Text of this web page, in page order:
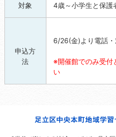
対象 4歳～小学生と保護
申込方
法
6/26(金)より電話
※開催館でのみ受付
い